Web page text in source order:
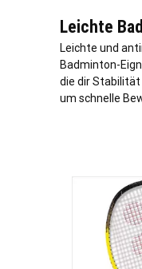
Leichte
Leichte und
Badminton-
die dir Stabilität
um schnelle